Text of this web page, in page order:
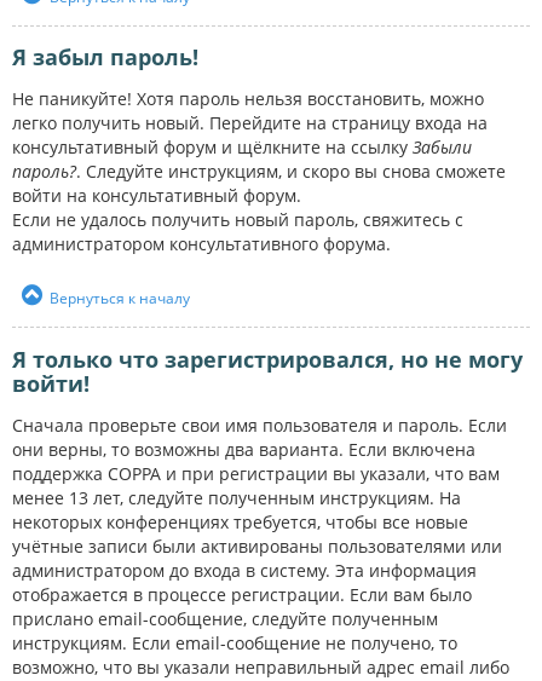
Я забыл пароль!
Не паникуйте! Хотя пароль нельзя восстановить, можно
легко получить новый. Перейдите на страницу входа на
консультативный форум и щёлкните на ссылку Забыли
пароль?. Следуйте инструкциям, и скоро вы снова сможете
войти на консультативный форум.
Если не удалось получить новый пароль, свяжитесь с
администратором консультативного форума.
Вернуться к началу
Я только что зарегистрировался, но не могу
войти!
Сначала проверьте свои имя пользователя и пароль. Если
они верны, то возможны два варианта. Если включена
поддержка COPPA и при регистрации вы указали, что вам
менее 13 лет, следуйте полученным инструкциям. На
некоторых конференциях требуется, чтобы все новые
учётные записи были активированы пользователями или
администратором до входа в систему. Эта информация
отображается в процессе регистрации. Если вам было
прислано email-сообщение, следуйте полученным
инструкциям. Если email-сообщение не получено, то
возможно, что вы указали неправильный адрес email либо